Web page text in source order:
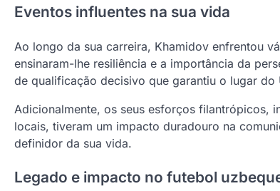
Eventos influentes na sua vida
Ao longo da sua carreira, Khamidov enfrentou
ensinaram-lhe resiliência e a importância da
de qualificação decisivo que garantiu o lugar
Adicionalmente, os seus esforços filantrópicos,
locais, tiveram um impacto duradouro na
definidor da sua vida.
Legado e impacto no futebol